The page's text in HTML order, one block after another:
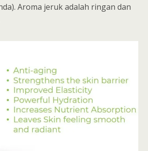
Aroma jeruk adalah ringan dan